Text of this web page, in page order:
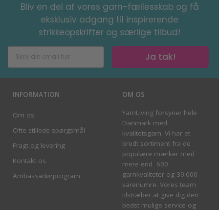
Bliv en del af vores garn-fællesskab og få
eksklusiv adgang til inspirerende
strikkeopskrifter og særlige tilbud!
Ja tak!
INFORMATION
Om os
Ofte stillede spørgsmål
Fragt og levering
Kontakt os
Ambassadørprogram
OM OS
YarnLiving forsyner hele
Danmark med
kvalitetsgarn. Vi har et
bredt sortiment fra de
populære mærker med
mere end 600
garnkvaliteter og 30.000
varenumre. Vores team
tilstræber at give dig den
bedst mulige service og